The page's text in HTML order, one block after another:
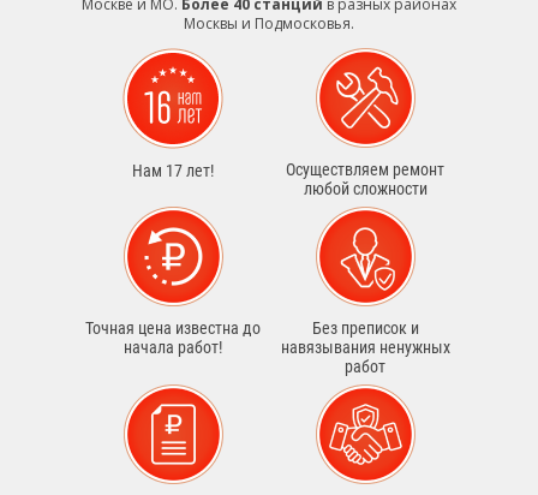
Москве и МО. Более 40 станций в разных районах
Москвы и Подмосковья.
Нам 17 лет!
Осуществляем ремонт
любой сложности
Точная цена известна до
начала работ!
Без преписок и
навязывания ненужных
работ